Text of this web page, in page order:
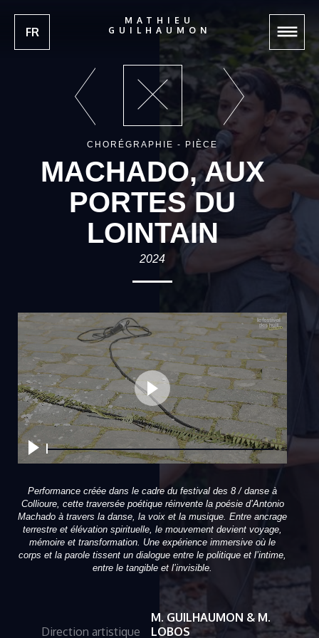
MATHIEU
GUILHAUMON
FR
CHORÉGRAPHIE - PIÈCE
MACHADO, AUX
PORTES DU
LOINTAIN
2024
Performance créée dans le cadre du festival des 8 / danse à
Collioure, cette traversée poétique réinvente la poésie d’Antonio
Machado à travers la danse, la voix et la musique. Entre ancrage
terrestre et élévation spirituelle, le mouvement devient voyage,
mémoire et transformation. Une expérience immersive où le
corps et la parole tissent un dialogue entre le politique et l’intime,
entre le tangible et l’invisible.
Direction artistique
M. GUILHAUMON & M.
LOBOS